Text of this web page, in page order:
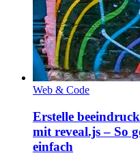
Web & Code
Erstelle
mit reveal.js – So
einfach